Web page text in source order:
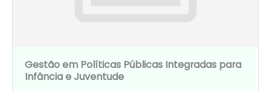
Gestão em Políticas Públicas Integradas para
Infância e Juventude